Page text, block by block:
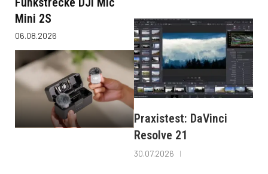
Mini 2S
06.08.2026
Praxistest: DaVinci
Resolve 21
30.07.2026